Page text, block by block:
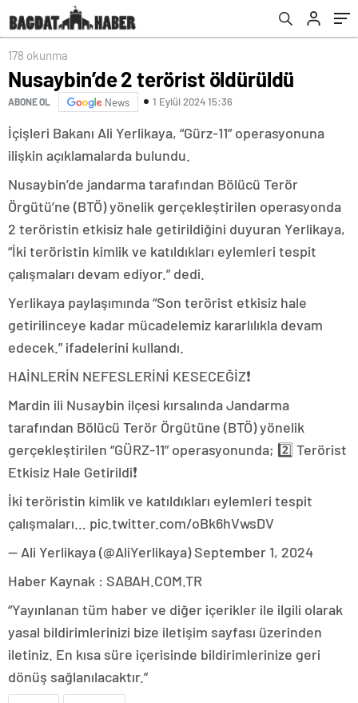
178 okunma
Nusaybin’de 2 terörist öldürüldü
ABONE OL News 1 Eylül 2024 15:36
İçişleri Bakanı Ali Yerlikaya, “Gürz-11” operasyonuna
ilişkin açıklamalarda bulundu.
Nusaybin’de jandarma tarafından Bölücü Terör
Örgütü’ne (BTÖ) yönelik gerçekleştirilen operasyonda
2 teröristin etkisiz hale getirildiğini duyuran Yerlikaya,
“İki teröristin kimlik ve katıldıkları eylemleri tespit
çalışmaları devam ediyor.” dedi.
Yerlikaya paylaşımında “Son terörist etkisiz hale
getirilinceye kadar mücadelemiz kararlılıkla devam
edecek.” ifadelerini kullandı.
HAİNLERİN NEFESLERİNİ KESECEĞİZ❗️
Mardin ili Nusaybin ilçesi kırsalında Jandarma
tarafından Bölücü Terör Örgütüne (BTÖ) yönelik
gerçekleştirilen “GÜRZ-11” operasyonunda; 2️⃣ Terörist
Etkisiz Hale Getirildi❗️
İki teröristin kimlik ve katıldıkları eylemleri tespit
çalışmaları… pic.twitter.com/oBk6hVwsDV
— Ali Yerlikaya (@AliYerlikaya) September 1, 2024
Haber Kaynak : SABAH.COM.TR
“Yayınlanan tüm haber ve diğer içerikler ile ilgili olarak
yasal bildirimlerinizi bize iletişim sayfası üzerinden
iletiniz. En kısa süre içerisinde bildirimlerinize geri
dönüş sağlanılacaktır.”